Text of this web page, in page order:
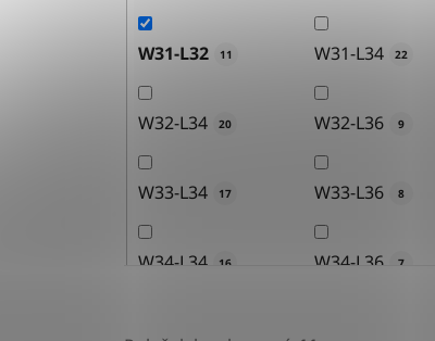
W31-L32 11 W31-L34 22
W32-L34 20 W32-L36 9
W33-L34 17 W33-L36 8
W34-L34 16 W34-L36 7